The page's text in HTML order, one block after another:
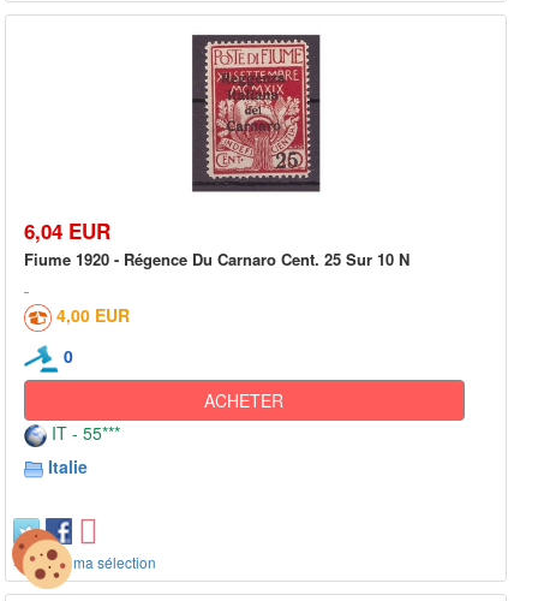
6,04 EUR
Fiume 1920 - Régence Du Carnaro Cent. 25 Sur 10 N
4,00 EUR
0
ACHETER
IT - 55***
Italie
+ ajout à ma sélection